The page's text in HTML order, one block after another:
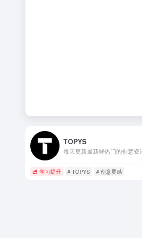
TOPYS
每天更新最新鲜热门的创意资
学习提升 # TOPYS # 创意灵感